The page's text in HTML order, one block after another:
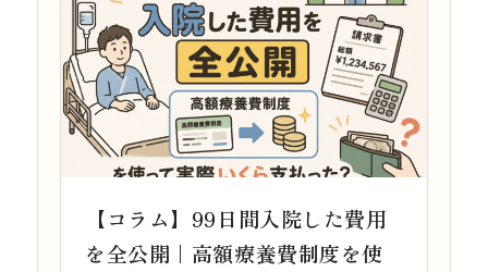
【コラム】99日間入院した費用
を全公開｜高額療養費制度を使